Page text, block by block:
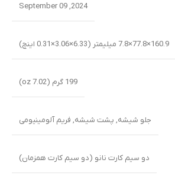
2024, September 09
160.9×77.8×7.8 میلیمتر (6.33×3.06×0.31 اینچ)
199 گرم (7.02 oz)
جلو شیشه, پشت شیشه, فریم آلومینیومی
دو سیم کارت نانو (دو سیم کارت همزمان)